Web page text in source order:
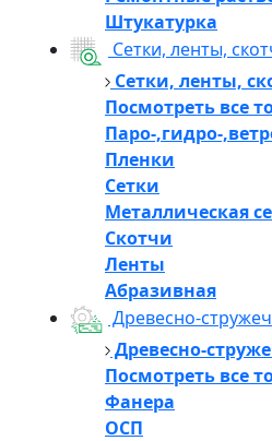
Штукатурка
Сетки, ленты,
Сетки, ленты,
Посмотреть все
Паро-,гидро-
Пленки
Сетки
Металлическая
Скотчи
Ленты
Абразивная
Древесно-
Древесно-
Посмотреть все
Фанера
ОСП